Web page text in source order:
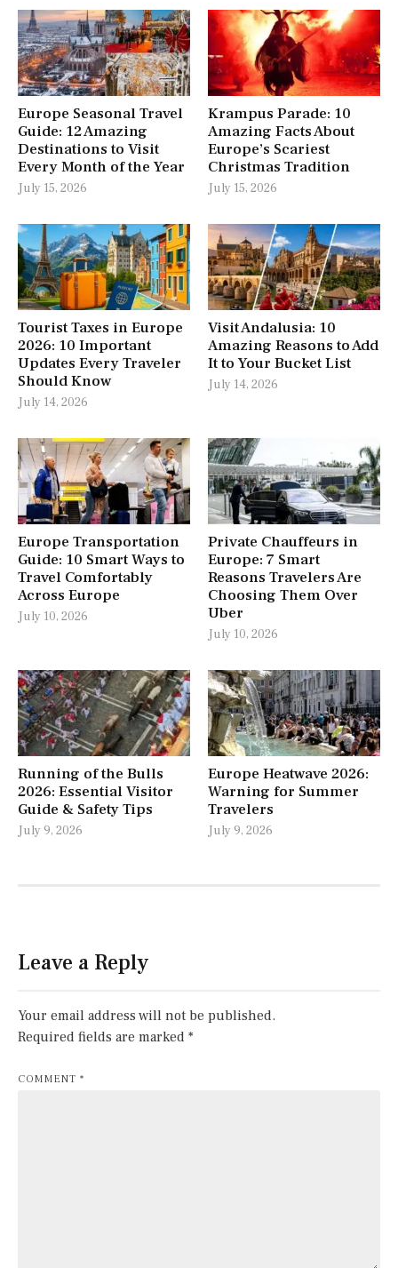
Europe Seasonal Travel
Guide: 12 Amazing
Destinations to Visit
Every Month of the Year
July 15, 2026
Krampus Parade: 10
Amazing Facts About
Europe’s Scariest
Christmas Tradition
July 15, 2026
Tourist Taxes in Europe
2026: 10 Important
Updates Every Traveler
Should Know
July 14, 2026
Visit Andalusia: 10
Amazing Reasons to Add
It to Your Bucket List
July 14, 2026
Europe Transportation
Guide: 10 Smart Ways to
Travel Comfortably
Across Europe
July 10, 2026
Private Chauffeurs in
Europe: 7 Smart
Reasons Travelers Are
Choosing Them Over
Uber
July 10, 2026
Running of the Bulls
2026: Essential Visitor
Guide & Safety Tips
July 9, 2026
Europe Heatwave 2026:
Warning for Summer
Travelers
July 9, 2026
Leave a Reply
Your email address will not be published.
Required fields are marked *
COMMENT *